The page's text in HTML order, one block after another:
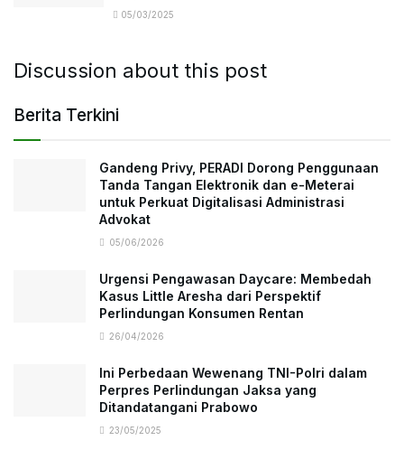
05/03/2025
Discussion about this post
Berita Terkini
Gandeng Privy, PERADI Dorong Penggunaan
Tanda Tangan Elektronik dan e-Meterai
untuk Perkuat Digitalisasi Administrasi
Advokat
05/06/2026
Urgensi Pengawasan Daycare: Membedah
Kasus Little Aresha dari Perspektif
Perlindungan Konsumen Rentan
26/04/2026
Ini Perbedaan Wewenang TNI-Polri dalam
Perpres Perlindungan Jaksa yang
Ditandatangani Prabowo
23/05/2025